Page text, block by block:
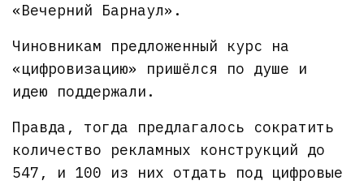
«Вечерний Барнаул».
Чиновникам предложенный курс на
«цифровизацию» пришёлся по душе и
идею поддержали.
Правда, тогда предлагалось сократить
количество рекламных конструкций до
547, и 100 из них отдать под цифровые